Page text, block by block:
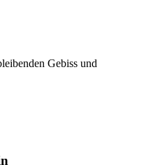
Gebiss und